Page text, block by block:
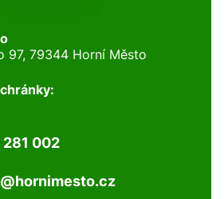
97, 79344 Horní Město
002